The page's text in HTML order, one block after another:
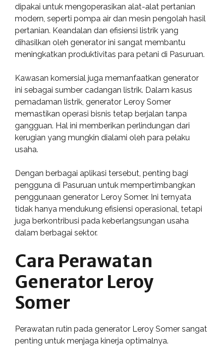
dipakai untuk mengoperasikan alat-alat pertanian
modern, seperti pompa air dan mesin pengolah hasil
pertanian. Keandalan dan efisiensi listrik yang
dihasilkan oleh generator ini sangat membantu
meningkatkan produktivitas para petani di Pasuruan.
Kawasan komersial juga memanfaatkan generator
ini sebagai sumber cadangan listrik. Dalam kasus
pemadaman listrik, generator Leroy Somer
memastikan operasi bisnis tetap berjalan tanpa
gangguan. Hal ini memberikan perlindungan dari
kerugian yang mungkin dialami oleh para pelaku
usaha.
Dengan berbagai aplikasi tersebut, penting bagi
pengguna di Pasuruan untuk mempertimbangkan
penggunaan generator Leroy Somer. Ini ternyata
tidak hanya mendukung efisiensi operasional, tetapi
juga berkontribusi pada keberlangsungan usaha
dalam berbagai sektor.
Cara Perawatan
Generator Leroy
Somer
Perawatan rutin pada generator Leroy Somer sangat
penting untuk menjaga kinerja optimalnya.